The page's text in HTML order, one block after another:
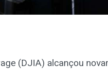
(DJIA) alcançou